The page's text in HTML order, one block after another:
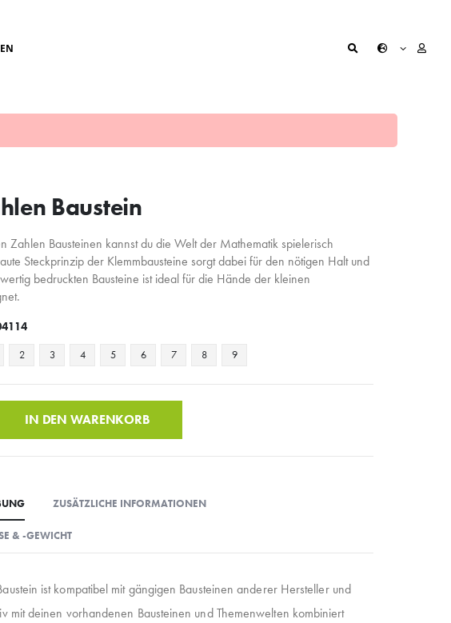
Baustein
Zahlen Bausteinen kannst du die Welt der Mathematik spielerisch
Steckprinzip der Klemmbausteine sorgt dabei für den nötigen Halt und
bedruckten Bausteine ist ideal für die Hände der kleinen
2 3 4 5 6 7 8 9
IN DEN WARENKORB
ZUSÄTZLICHE INFORMATIONEN
& -GEWICHT
ist kompatibel mit gängigen Bausteinen anderer Hersteller und
mit deinen vorhandenen Bausteinen und Themenwelten kombiniert